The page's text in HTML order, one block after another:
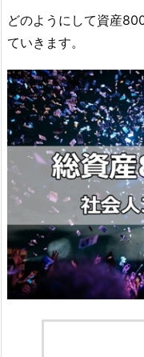
どのようにして資産
ていきます。